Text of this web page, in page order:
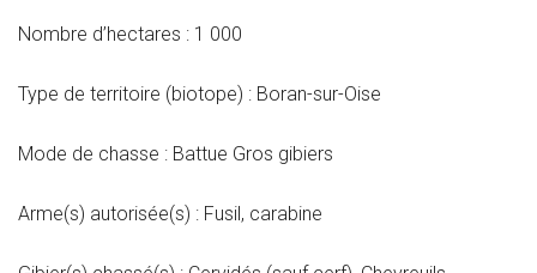
Nombre d’hectares : 1 000
Type de territoire (biotope) : Boran-sur-Oise
Mode de chasse : Battue Gros gibiers
Arme(s) autorisée(s) : Fusil, carabine